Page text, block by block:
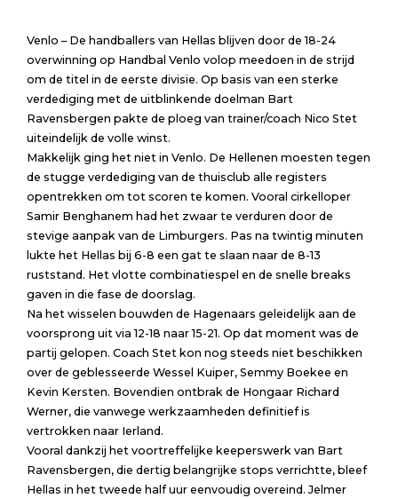
Venlo – De handballers van Hellas blijven door de 18-24
overwinning op Handbal Venlo volop meedoen in de strijd
om de titel in de eerste divisie. Op basis van een sterke
verdediging met de uitblinkende doelman Bart
Ravensbergen pakte de ploeg van trainer/coach Nico Stet
uiteindelijk de volle winst.
Makkelijk ging het niet in Venlo. De Hellenen moesten tegen
de stugge verdediging van de thuisclub alle registers
opentrekken om tot scoren te komen. Vooral cirkelloper
Samir Benghanem had het zwaar te verduren door de
stevige aanpak van de Limburgers. Pas na twintig minuten
lukte het Hellas bij 6-8 een gat te slaan naar de 8-13
ruststand. Het vlotte combinatiespel en de snelle breaks
gaven in die fase de doorslag.
Na het wisselen bouwden de Hagenaars geleidelijk aan de
voorsprong uit via 12-18 naar 15-21. Op dat moment was de
partij gelopen. Coach Stet kon nog steeds niet beschikken
over de geblesseerde Wessel Kuiper, Semmy Boekee en
Kevin Kersten. Bovendien ontbrak de Hongaar Richard
Werner, die vanwege werkzaamheden definitief is
vertrokken naar Ierland.
Vooral dankzij het voortreffelijke keeperswerk van Bart
Ravensbergen, die dertig belangrijke stops verrichtte, bleef
Hellas in het tweede half uur eenvoudig overeind. Jelmer